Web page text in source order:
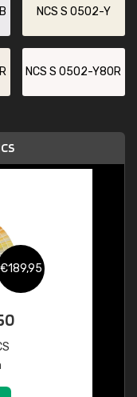
NCS S 0502-Y
NCS S 0502-Y80R
€189,95